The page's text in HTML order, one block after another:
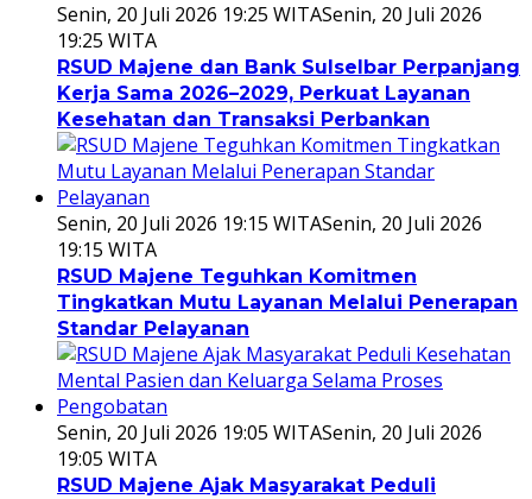
Senin, 20 Juli 2026 19:25 WITASenin, 20 Juli 2026
19:25 WITA
RSUD Majene dan Bank Sulselbar Perpanjang
Kerja Sama 2026–2029, Perkuat Layanan
Kesehatan dan Transaksi Perbankan
Senin, 20 Juli 2026 19:15 WITASenin, 20 Juli 2026
19:15 WITA
RSUD Majene Teguhkan Komitmen
Tingkatkan Mutu Layanan Melalui Penerapan
Standar Pelayanan
Senin, 20 Juli 2026 19:05 WITASenin, 20 Juli 2026
19:05 WITA
RSUD Majene Ajak Masyarakat Peduli